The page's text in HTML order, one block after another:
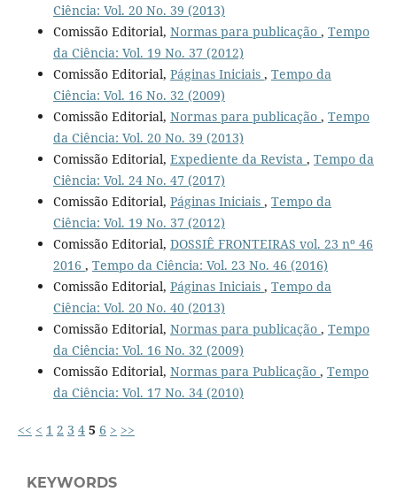
Ciência: Vol. 20 No. 39 (2013)
Comissão Editorial, Normas para publicação , Tempo
da Ciência: Vol. 19 No. 37 (2012)
Comissão Editorial, Páginas Iniciais , Tempo da
Ciência: Vol. 16 No. 32 (2009)
Comissão Editorial, Normas para publicação , Tempo
da Ciência: Vol. 20 No. 39 (2013)
Comissão Editorial, Expediente da Revista , Tempo da
Ciência: Vol. 24 No. 47 (2017)
Comissão Editorial, Páginas Iniciais , Tempo da
Ciência: Vol. 19 No. 37 (2012)
Comissão Editorial, DOSSIÊ FRONTEIRAS vol. 23 nº 46
2016 , Tempo da Ciência: Vol. 23 No. 46 (2016)
Comissão Editorial, Páginas Iniciais , Tempo da
Ciência: Vol. 20 No. 40 (2013)
Comissão Editorial, Normas para publicação , Tempo
da Ciência: Vol. 16 No. 32 (2009)
Comissão Editorial, Normas para Publicação , Tempo
da Ciência: Vol. 17 No. 34 (2010)
<< < 1 2 3 4 5 6 > >>
KEYWORDS